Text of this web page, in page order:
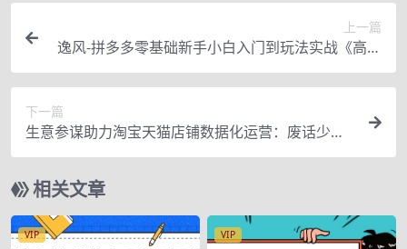
上一篇
逸风-拼多多零基础新手小白入门到玩法实战《高溢
价》异赛道爆单玩法实操课
下一篇
生意参谋助力淘宝天猫店铺数据化运营：废话少、
干货多、有效果（46节课）
相关文章
VIP VIP